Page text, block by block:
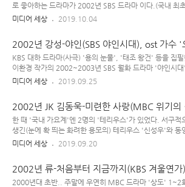
'황보윤'의 우유부단한 듯 너무 점잖고 느려터진 그 성격과
성백'의 다혈질적이고 욱~하는 그 행동이 참...;; 따지고 보
로 좋아하는 드라마가 2002년 SBS 드라마 이다.(국내 최
제작 퓨전 사극, 내 사랑 ~) 송지나-김종학 콤비의 도 좋지만,
주인공 '박재영' : 가출 후, 성과 이름 버린 '무영' 장혁, 지
다 훨씬 젊을 때라 뽀송뽀송하구랴~ 무협 사극 은 그 많은 '
캐릭터'들이 하나같이 다 매력 쩌는 드라마, 김종학 감독이
로 '아트'하는 드라마라 할 수 있다.(인생은 짧고, 예술은 길
미디어 세상 2019.10.04
2002년 강성-야인(SBS 야인시대), ost 가수 '
오'도 '비디오'도 좋았네
KBS 대하 드라마(사극) '용의 눈물', '태조 왕건' 등을 집필
이환경 작가의 2002~2003년 SBS 월화 드라마 '야인시
시 (평균 아니고) 최고 시청률 57.1% 찍기도 한 히트 드라
(김영철)의 정치물'은 상대적으로 시청률이 많이 떨어졌으
부분 '젊은 김두한(안재모)의 액션물'이었을 때 인기 되게
었다. 그 여세로, 당시 청년 시절 주인공이었던 '안재모'가
에서 '(당시) 남자 연기자들 중 최연소의 나이'로 '대상'을
미디어 세상 2019.09.25
2002년 JK 김동욱-미련한 사랑(MBC 위기의
자), 실사 테리우스 등장
한 때 '국내 가요계'엔 2명의 '테리우스'가 있었다. 서구적
생긴(눈에 확 띄는 화려한 용모의) 테리우스 '신성우'와 동
으로 생긴(보다 부드럽게 생긴 준수한 외모의) 테리우스 '이
(가요계) 테리우스~ : 신성우 "내일을 향해서라면~!" 나도
계) 테리우스~ : 이덕진 "내가 아~는 한 가지~!" 화려한 용
미디어 세상 2019.09.20
2002년 류-처음부터 지금까지(KBS 겨울연가
방은 '상도' 재방은...
2000년대 초반.. 주말에 우연히 MBC 드라마 '상도' 1~2